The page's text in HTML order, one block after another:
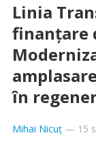
Linia
finanțare
în
Mihai Nicuț— 15